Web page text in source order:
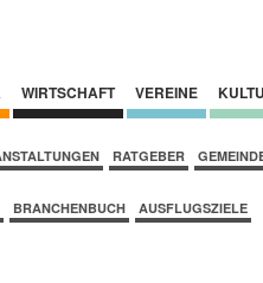
WIRTSCHAFT VEREINE
RATGEBER
BRANCHENBUCH AUSFLUGSZIELE